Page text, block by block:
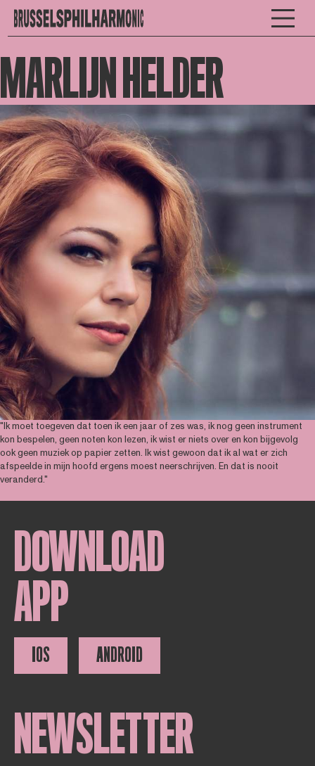
MARLIJN HELDER
"Ik moet toegeven dat toen ik een jaar of zes was, ik nog geen instrument
kon bespelen, geen noten kon lezen, ik wist er niets over en kon bijgevolg
ook geen muziek op papier zetten. Ik wist gewoon dat ik al wat er zich
afspeelde in mijn hoofd ergens moest neerschrijven. En dat is nooit
veranderd."
DOWNLOAD
APP
IOS ANDROID
NEWSLETTER